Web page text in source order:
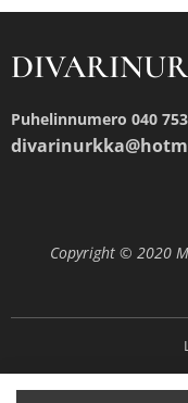
Puhelinnumero 040
Copyright © 2020